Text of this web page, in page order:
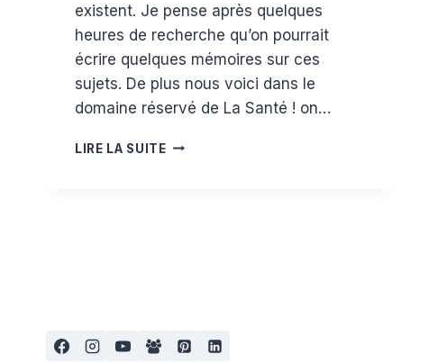
existent. Je pense après quelques
heures de recherche qu’on pourrait
écrire quelques mémoires sur ces
sujets. De plus nous voici dans le
domaine réservé de La Santé ! on…
LIRE LA SUITEACCOUCHER